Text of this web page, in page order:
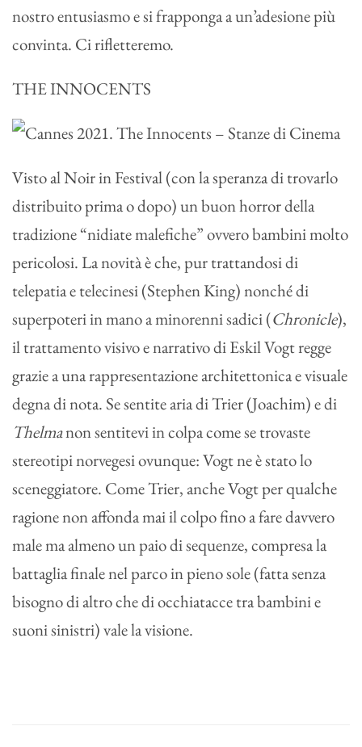
nostro entusiasmo e si frapponga a un’adesione più
convinta. Ci rifletteremo.
THE INNOCENTS
Visto al Noir in Festival (con la speranza di trovarlo
distribuito prima o dopo) un buon horror della
tradizione “nidiate malefiche” ovvero bambini molto
pericolosi. La novità è che, pur trattandosi di
telepatia e telecinesi (Stephen King) nonché di
superpoteri in mano a minorenni sadici (Chronicle),
il trattamento visivo e narrativo di Eskil Vogt regge
grazie a una rappresentazione architettonica e visuale
degna di nota. Se sentite aria di Trier (Joachim) e di
Thelmanon sentitevi in colpa come se trovaste
stereotipi norvegesi ovunque: Vogt ne è stato lo
sceneggiatore. Come Trier, anche Vogt per qualche
ragione non affonda mai il colpo fino a fare davvero
male ma almeno un paio di sequenze, compresa la
battaglia finale nel parco in pieno sole (fatta senza
bisogno di altro che di occhiatacce tra bambini e
suoni sinistri) vale la visione.